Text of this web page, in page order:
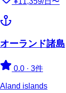
オーランド諸島
0.0 · 3件
Aland islands